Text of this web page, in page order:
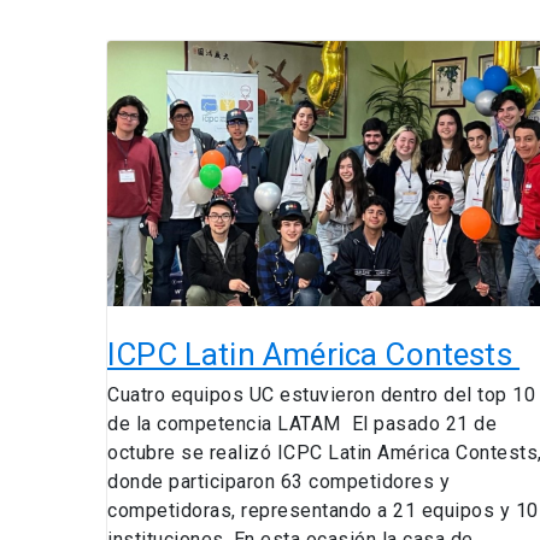
ICPC Latin América Contests
Cuatro equipos UC estuvieron dentro del top 10
de la competencia LATAM El pasado 21 de
octubre se realizó ICPC Latin América
donde participaron 63 competidores y
competidoras, representando a 21 equipos y 10
ICPC
América
Contests